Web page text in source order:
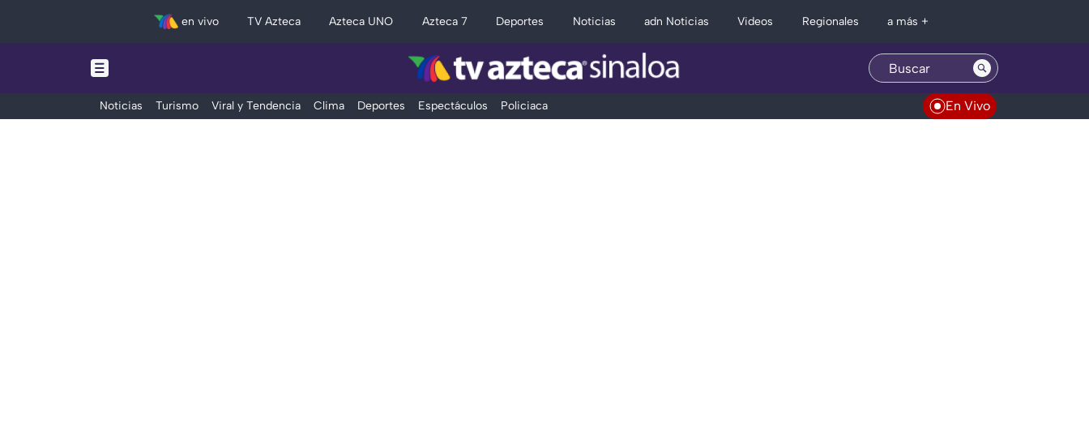
en vivo TV Azteca Azteca UNO Azteca 7 Deportes Noticias adn Noticias Videos Regionales a más +
Noticias Turismo Viral y Tendencia Clima Deportes Espectáculos Policiaca En Vivo